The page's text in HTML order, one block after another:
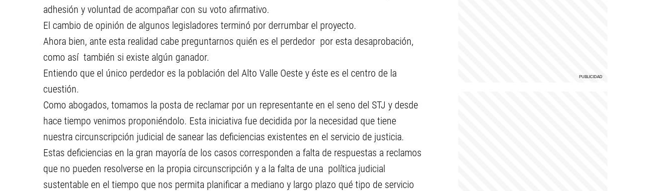
adhesión y voluntad de acompañar con su voto afirmativo.
El cambio de opinión de algunos legisladores terminó por derrumbar el proyecto.
Ahora bien, ante esta realidad cabe preguntarnos quién es el perdedor por esta desaprobación,
como así también si existe algún ganador.
Entiendo que el único perdedor es la población del Alto Valle Oeste y éste es el centro de la
cuestión.
Como abogados, tomamos la posta de reclamar por un representante en el seno del STJ y desde
hace tiempo venimos proponiéndolo. Esta iniciativa fue decidida por la necesidad que tiene
nuestra circunscripción judicial de sanear las deficiencias existentes en el servicio de justicia.
Estas deficiencias en la gran mayoría de los casos corresponden a falta de respuestas a reclamos
que no pueden resolverse en la propia circunscripción y a la falta de una política judicial
sustentable en el tiempo que nos permita planificar a mediano y largo plazo qué tipo de servicio